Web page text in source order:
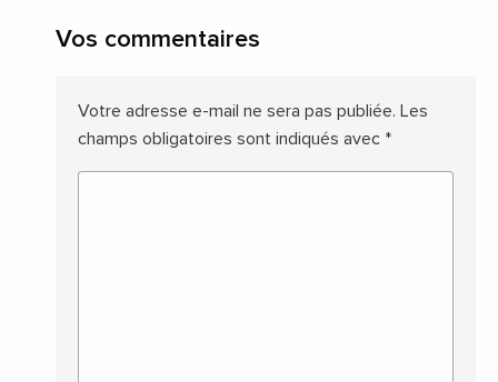
Vos commentaires
Votre adresse e-mail ne sera pas publiée. Les
champs obligatoires sont indiqués avec *